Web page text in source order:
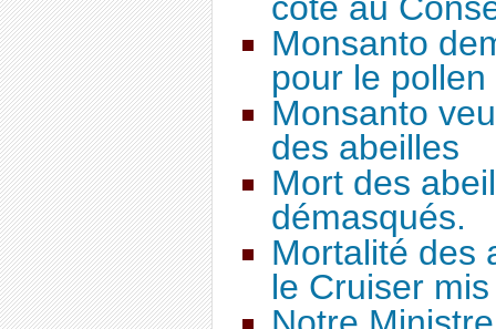
cote au
Monsanto
pour le
Monsanto
des abeilles
Mort des
démasqués.
Mortalité des
le Cruiser